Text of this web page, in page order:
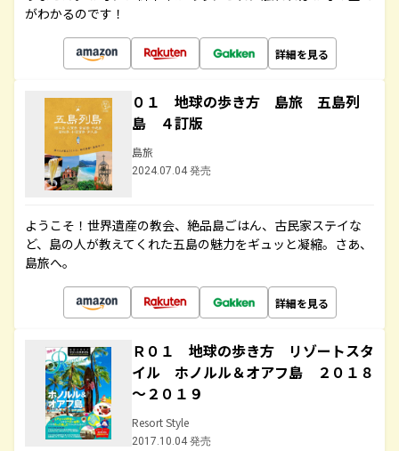
がわかるのです！
詳細を見る
０１ 地球の歩き方 島旅 五島列
島 ４訂版
島旅
2024.07.04 発売
ようこそ！世界遺産の教会、絶品島ごはん、古民家ステイな
ど、島の人が教えてくれた五島の魅力をギュッと凝縮。さあ、
島旅へ。
詳細を見る
Ｒ０１ 地球の歩き方 リゾートスタ
イル ホノルル＆オアフ島 ２０１８
～２０１９
Resort Style
2017.10.04 発売